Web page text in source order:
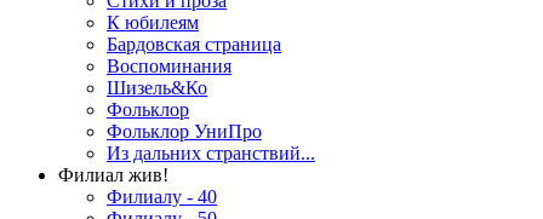
К юбилеям
Бардовская страница
Воспоминания
Шизель&Ко
Фольклор
Фольклор УниПро
Из дальних странствий...
Филиал жив!
Филиалу - 40